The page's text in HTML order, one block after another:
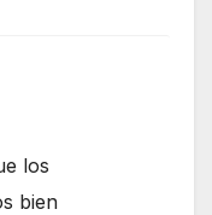
los
bien